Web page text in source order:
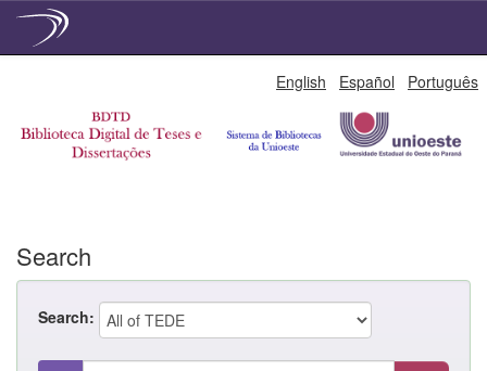
English Español Português
Search
Search: